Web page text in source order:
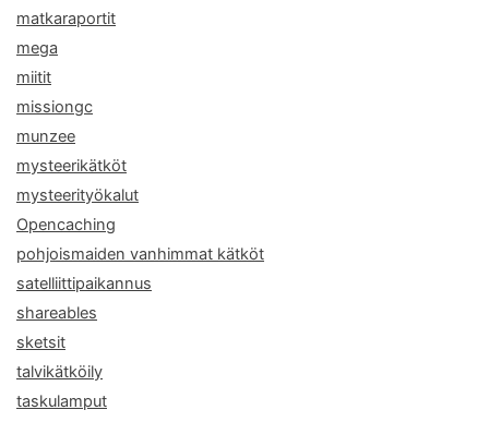
matkaraportit
mega
miitit
missiongc
munzee
mysteerikätköt
mysteerityökalut
Opencaching
pohjoismaiden vanhimmat kätköt
satelliittipaikannus
shareables
sketsit
talvikätköily
taskulamput